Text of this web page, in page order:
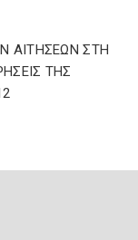
ΑΙΤΗΣΕΩΝ ΣΤΗ
ΤΗΣ